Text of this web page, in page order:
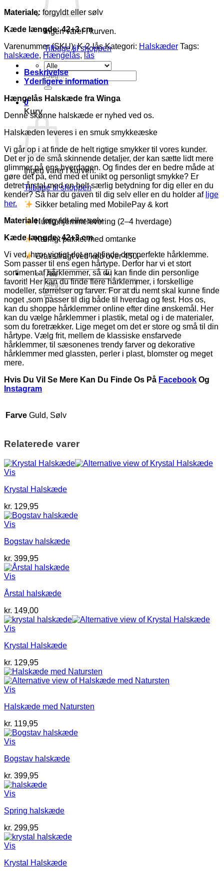
Ingen varer i kurven.
Tilbage til shoppen
Søg
efter:
0
Kurv
Ingen varer i kurven.
Tilbage til shoppen
Sikker betaling med MobilePay & kort
Hurtig hjemmelevering (2–4 hverdage)
Kærligt pakket med omtanke
Gratis fragt ved køb over 450,-
Søg
efter:
Materiale: forgyldt eller sølv
Kæde længde: 42+3 cm
Varenummer (SKU):K-2-lås Kategori: Halskæder Tags:
halskæde, Hængelås, lås
Beskrivelse
Yderligere information
Hængelås Halskæde fra Winga
Denne skønne halskæde er nyhed ved os.
Halskæden leveres i en smuk smykkeæske
Vi går op i at finde de helt rigtige smykker til vores kunder.
Det er jo de små skinnende detaljer, der kan sætte lidt mere
glimmer på ens hverdagen. Og findes der en bedre måde at
gøre det på, end med et unikt og personligt smykke? Er
detret årstal med en helt særlig betydning for dig eller en du
kender? Så har du gaven til dig selv eller en du holder af lige
her.
Materiale:forgyldt eller sølv
Kæde længde: 42+3 cm
Vi ved, hvor vigtigt det er at finde den perfekte hårklemme.
Som passer til ens egen hårtype. Derfor har vi et stort
sortiment af hårklemmer, så du kan finde din personlige
favorit! Her kan du finde flere hårklemmer, i forskellige
modeller, størrelser og farver. For at du nemt skal kunne finde
noget ,som passer til dig både til hverdag og fest. Hos os,
kan du shoppe hårklemmer online efter dine ønskemål. Her
kan du vælge hårklemmer i plastik, metal og i de materialer,
som du foretrækker. Lige meget om det er store og små til din
hårtype. Vælg frit, mellem de klassiske ensfarvede
hårklemmer, til sæsonenes trendy farver og dekorative
hårklemmer med glassten, perler i plast, blomster og meget
mere.
Hvis Du Vil Se Mere Kan Du Finde Os På Facebook Og
Instagram
Farve Guld, Sølv
Relaterede varer
Vis
Krystal Halskæde
kr. 129,95
Vis
Bogstav halskæde
kr. 399,95
Vis
Årstal halskæde
kr. 149,00
Vis
Krystal Halskæde
kr. 129,95
Vis
Halskæde med Natursten
kr. 119,95
Vis
Bogstav halskæde
kr. 399,95
Vis
Spring halskæde
kr. 299,95
Vis
Krystal Halskæde